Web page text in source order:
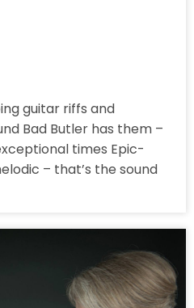
guitar riffs and
–
times Epic-
– that’s the sound